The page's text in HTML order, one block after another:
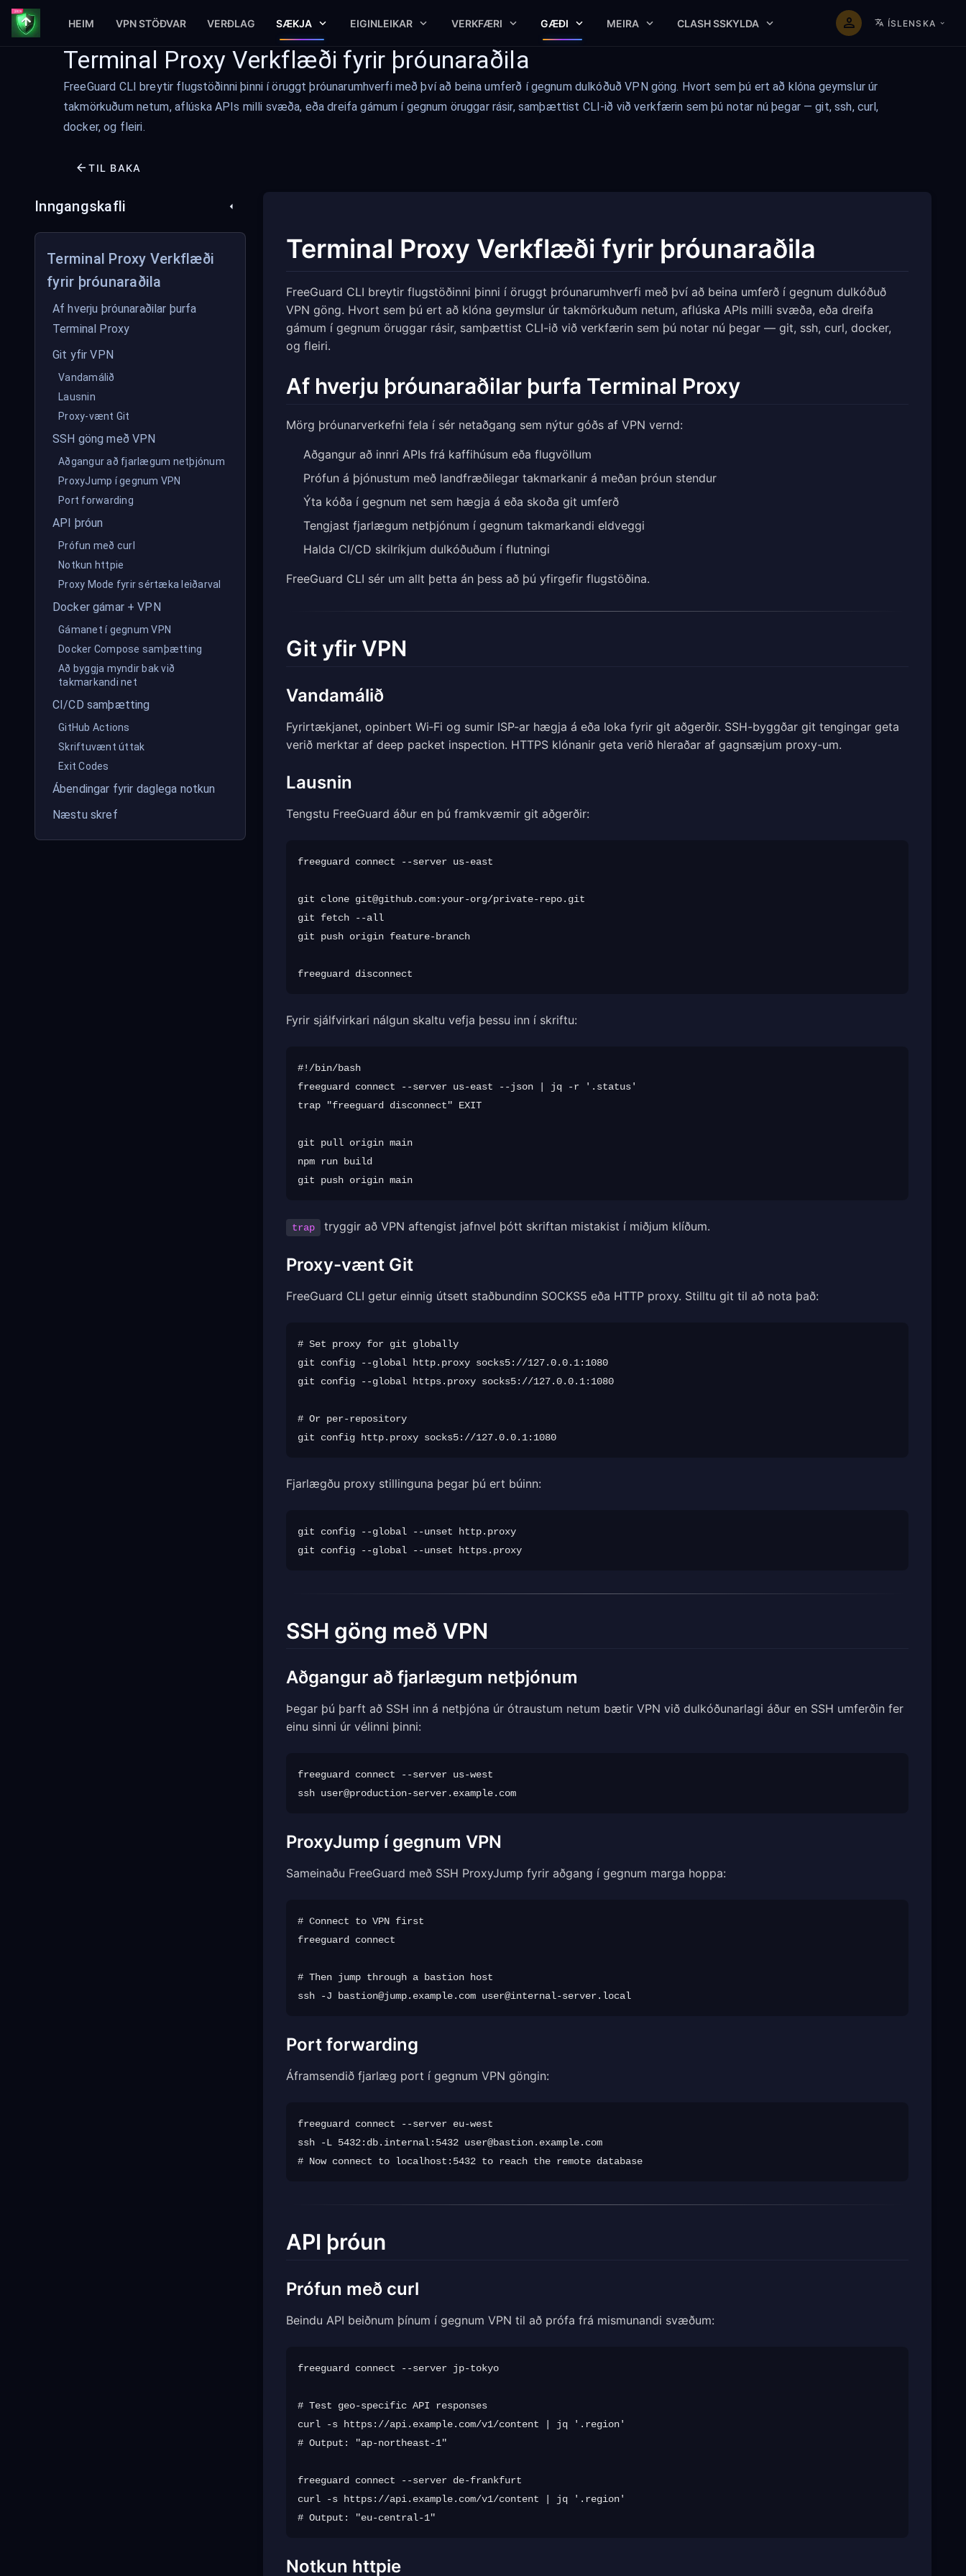
HEIM VPN STÖÐVAR VERÐLAG SÆKJA EIGINLEIKAR VERKFÆRI GÆÐI MEIRA CLASH SSKYLDA ÍSLENSKA
Terminal Proxy Verkflæði fyrir þróunaraðila
FreeGuard CLI breytir flugstöðinni þinni í öruggt þróunarumhverfi með því að beina umferð í gegnum dulkóðuð VPN göng. Hvort sem þú ert að klóna geymslur úr
takmörkuðum netum, aflúska APIs milli svæða, eða dreifa gámum í gegnum öruggar rásir, samþættist CLI-ið við verkfærin sem þú notar nú þegar — git, ssh, curl,
docker, og fleiri.
TIL BAKA
Inngangskafli
Terminal Proxy Verkflæði
fyrir þróunaraðila
Af hverju þróunaraðilar þurfa
Terminal Proxy
Git yfir VPN
Vandamálið
Lausnin
Proxy-vænt Git
SSH göng með VPN
Aðgangur að fjarlægum netþjónum
ProxyJump í gegnum VPN
Port forwarding
API þróun
Prófun með curl
Notkun httpie
Proxy Mode fyrir sértæka leiðarval
Docker gámar + VPN
Gámanet í gegnum VPN
Docker Compose samþætting
Að byggja myndir bak við
takmarkandi net
CI/CD samþætting
GitHub Actions
Skriftuvænt úttak
Exit Codes
Ábendingar fyrir daglega notkun
Næstu skref
Terminal Proxy Verkflæði fyrir þróunaraðila
FreeGuard CLI breytir flugstöðinni þinni í öruggt þróunarumhverfi með því að beina umferð í gegnum dulkóðuð
VPN göng. Hvort sem þú ert að klóna geymslur úr takmörkuðum netum, aflúska APIs milli svæða, eða dreifa
gámum í gegnum öruggar rásir, samþættist CLI-ið við verkfærin sem þú notar nú þegar — git, ssh, curl, docker,
og fleiri.
Af hverju þróunaraðilar þurfa Terminal Proxy
Mörg þróunarverkefni fela í sér netaðgang sem nýtur góðs af VPN vernd:
Aðgangur að innri APIs frá kaffihúsum eða flugvöllum
Prófun á þjónustum með landfræðilegar takmarkanir á meðan þróun stendur
Ýta kóða í gegnum net sem hægja á eða skoða git umferð
Tengjast fjarlægum netþjónum í gegnum takmarkandi eldveggi
Halda CI/CD skilríkjum dulkóðuðum í flutningi
FreeGuard CLI sér um allt þetta án þess að þú yfirgefir flugstöðina.
Git yfir VPN
Vandamálið
Fyrirtækjanet, opinbert Wi‑Fi og sumir ISP-ar hægja á eða loka fyrir git aðgerðir. SSH-byggðar git tengingar geta
verið merktar af deep packet inspection. HTTPS klónanir geta verið hleraðar af gagnsæjum proxy-um.
Lausnin
Tengstu FreeGuard áður en þú framkvæmir git aðgerðir:
freeguard connect --server us-east
git clone git@github.com:your-org/private-repo.git
git fetch --all
git push origin feature-branch
Fyrir sjálfvirkari nálgun skaltu vefja þessu inn í skriftu:
#!/bin/bash
freeguard connect --server us-east --json | jq -r '.status'
trap "freeguard disconnect" EXIT
git pull origin main
npm run build
trap tryggir að VPN aftengist jafnvel þótt skriftan mistakist í miðjum klíðum.
Proxy-vænt Git
FreeGuard CLI getur einnig útsett staðbundinn SOCKS5 eða HTTP proxy. Stilltu git til að nota það:
# Set proxy for git globally
git config --global http.proxy socks5://127.0.0.1:1080
git config --global https.proxy socks5://127.0.0.1:1080
# Or per-repository
Fjarlægðu proxy stillinguna þegar þú ert búinn:
git config --global --unset http.proxy
SSH göng með VPN
Aðgangur að fjarlægum netþjónum
Þegar þú þarft að SSH inn á netþjóna úr ótraustum netum bætir VPN við dulkóðunarlagi áður en SSH umferðin fer
einu sinni úr vélinni þinni:
freeguard connect --server us-west
ssh user@production-server.example.com
ProxyJump í gegnum VPN
Sameinaðu FreeGuard með SSH ProxyJump fyrir aðgang í gegnum marga hoppa:
# Connect to VPN first
freeguard connect
# Then jump through a bastion host
ssh -J bastion@jump.example.com user@internal-server.local
Port forwarding
Áframsendið fjarlæg port í gegnum VPN göngin:
freeguard connect --server eu-west
ssh -L 5432:db.internal:5432 user@bastion.example.com
API þróun
Prófun með curl
Beindu API beiðnum þínum í gegnum VPN til að prófa frá mismunandi svæðum:
freeguard connect --server jp-tokyo
# Test geo-specific API responses
curl -s https://api.example.com/v1/content | jq '.region'
# Output: "ap-northeast-1"
freeguard connect --server de-frankfurt
curl -s https://api.example.com/v1/content | jq '.region'
Notkun httpie